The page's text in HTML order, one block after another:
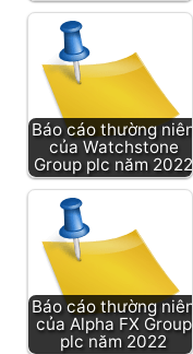
Báo cáo thường niên
của Watchstone
Group plc năm 2022
Báo cáo thường niên
của Alpha FX Group
plc năm 2022